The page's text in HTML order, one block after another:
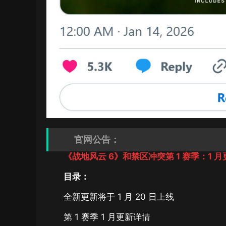
官网公告：
《战地风云 6》和禁区冲突第 1 赛季：1 月
目录：
全新更新将于 1 月 20 日上线
第 1 赛季 1 月更新详情